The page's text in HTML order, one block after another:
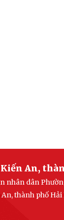
An,
nhân dân
thành phố